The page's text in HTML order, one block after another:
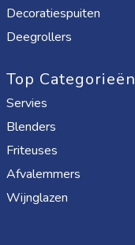
Decoratiespuiten
Deegrollers
Top Categorieën
Servies
Blenders
Friteuses
Afvalemmers
Wijnglazen